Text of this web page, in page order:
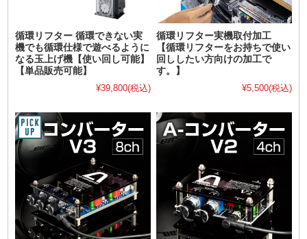
循環リフター 循環できない実
機でも循環仕様で遊べるように
なる玉上げ機【使い回し可能】
【単品販売可能】
¥39,800(税込)
循環リフター実機取付加工
【循環リフターをお持ちで使い
回ししたい方向けの加工で
す。】
¥5,500(税込)